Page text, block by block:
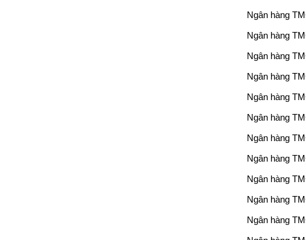
Ngân hàng
Ngân hàng
Ngân hàng
Ngân hàng
Ngân hàng
Ngân hàng
Ngân hàng
Ngân hàng
Ngân hàng
Ngân hàng
Ngân hàng